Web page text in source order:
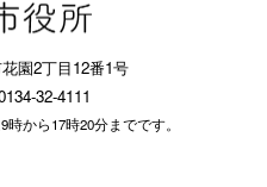
園2丁目12番1号
32-4111
から17時20分までです。